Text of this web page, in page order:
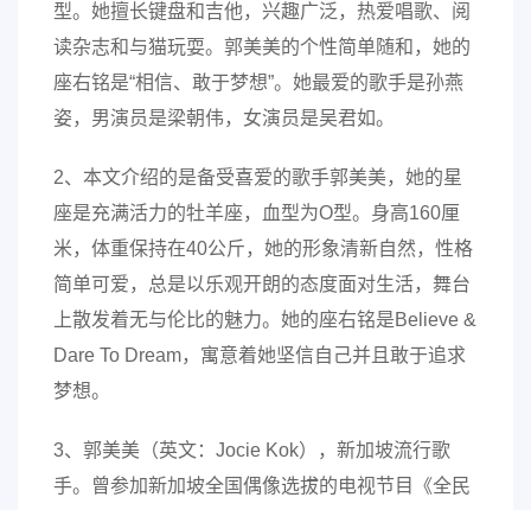
型。她擅长键盘和吉他，兴趣广泛，热爱唱歌、阅
读杂志和与猫玩耍。郭美美的个性简单随和，她的
座右铭是“相信、敢于梦想”。她最爱的歌手是孙燕
姿，男演员是梁朝伟，女演员是吴君如。
2、本文介绍的是备受喜爱的歌手郭美美，她的星
座是充满活力的牡羊座，血型为O型。身高160厘
米，体重保持在40公斤，她的形象清新自然，性格
简单可爱，总是以乐观开朗的态度面对生活，舞台
上散发着无与伦比的魅力。她的座右铭是Believe &
Dare To Dream，寓意着她坚信自己并且敢于追求
梦想。
3、郭美美（英文：Jocie Kok），新加坡流行歌
手。曾参加新加坡全国偶像选拔的电视节目《全民